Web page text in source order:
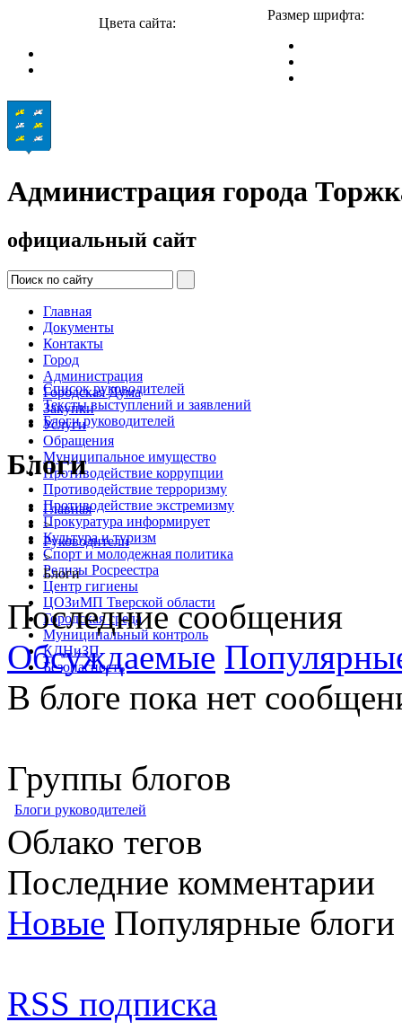
Цвета сайта:
Размер шрифта:
Администрация города
официальный сайт
Главная
Документы
Контакты
Город
Администрация
Городская Дума
Закупки
Услуги
Обращения
Муниципальное имущество
Противодействие коррупции
Противодействие терроризму
Противодействие экстремизму
Прокуратура информирует
Культура и туризм
Спорт и молодежная политика
Релизы Росреестра
Центр гигиены
ЦОЗиМП Тверской области
Городская среда
Муниципальный контроль
КДНиЗП
Безопасность
Список руководителей
Тексты выступлений и заявлений
Блоги руководителей
Блоги
Главная
>
Руководители
>
Блоги
Последние сообщения
Обсуждаемые
В блоге пока нет
Группы блогов
Блоги руководителей
Облако тегов
Последние комментарии
Новые Популярные блоги
RSS подписка